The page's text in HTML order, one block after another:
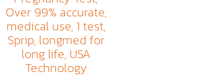
Over 99% accurate,
medical use, 1 test,
Sprip, longmed for
long life, USA
Technology